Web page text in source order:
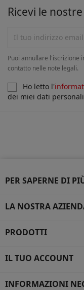
Ricevi le
Puoi annullare l'iscrizione
contatto nelle note legali.
Ho letto l'
dei miei dati personali
PER SAPERNE DI
LA NOSTRA
PRODOTTI
IL TUO ACCOUNT
INFORMAZIONI